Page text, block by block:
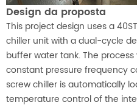
Design da proposta
This project design uses a
chiller unit with a dual-cycle
buffer water tank. The
constant pressure frequency
screw chiller is automatically
temperature control of the